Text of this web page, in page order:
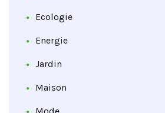
Ecologie
Energie
Jardin
Maison